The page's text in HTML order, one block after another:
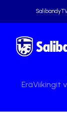
EräViikingit